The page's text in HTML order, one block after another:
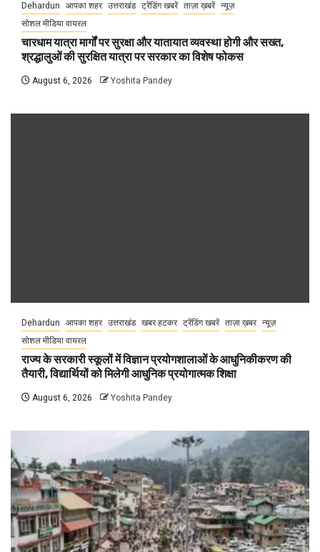
Dehardun आपका शहर उत्तराखंड ट्रेंडिंग खबरें ताज़ा ख़बरें न्यूज़
सोशल मीडिया वायरल
चारधाम यात्रा मार्गों पर सुरक्षा और यातायात व्यवस्था होगी और सख्त,
श्रद्धालुओं की सुरक्षित यात्रा पर सरकार का विशेष फोकस
August 6, 2026 Yoshita Pandey
Dehardun आपका शहर उत्तराखंड खबर हटकर ट्रेंडिंग खबरें ताज़ा ख़बर न्यूज़
सोशल मीडिया वायरल
राज्य के सरकारी स्कूलों में विज्ञान प्रयोगशालाओं के आधुनिकीकरण की
तैयारी, विद्यार्थियों को मिलेगी आधुनिक प्रयोगात्मक शिक्षा
August 6, 2026 Yoshita Pandey